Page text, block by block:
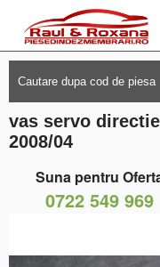
vas servo
2008/04
Suna pentru
0722 549 969